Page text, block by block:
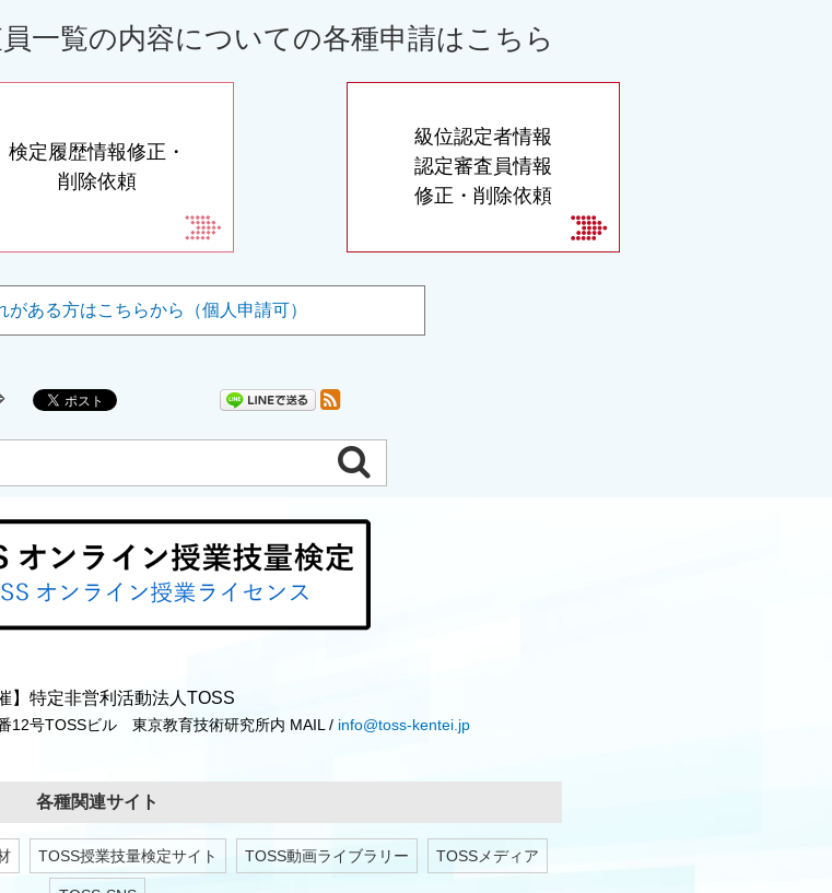
一覧の内容についての各種申請はこちら
検定履歴情報修正・
削除依頼
級位認定者情報
認定審査員情報
修正・削除依頼
がある方はこちらから（個人申請可）
】特定非営利活動法人TOSS
12号TOSSビル 東京教育技術研究所内 MAIL / info@toss-kentei.jp
各種関連サイト
TOSS授業技量検定サイト TOSS動画ライブラリー TOSSメディア